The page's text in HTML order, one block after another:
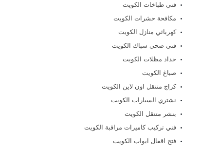
فني طباخات الكويت
مكافحة حشرات الكويت
كهربائي منازل الكويت
فني صحي سباك الكويت
حداد مظلات الكويت
صباغ الكويت
كراج متنقل اون لاين الكويت
نشتري السيارات الكويت
بنشر متنقل الكويت
فني تركيب كاميرات مراقبة الكويت
فتح اقفال ابواب الكويت